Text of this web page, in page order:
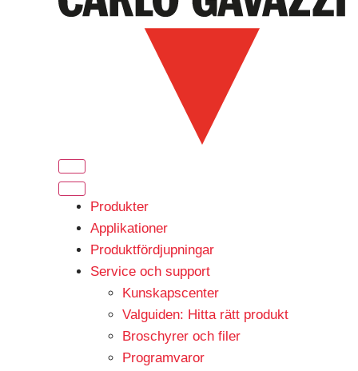
Produkter
Applikationer
Produktfördjupningar
Service och support
Kunskapscenter
Valguiden: Hitta rätt produkt
Broschyrer och filer
Programvaror